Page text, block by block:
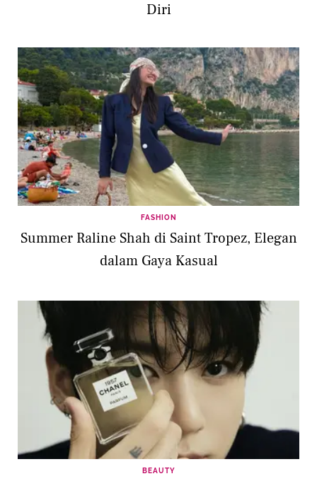
Diri
FASHION
Summer Raline Shah di Saint Tropez, Elegan
dalam Gaya Kasual
BEAUTY